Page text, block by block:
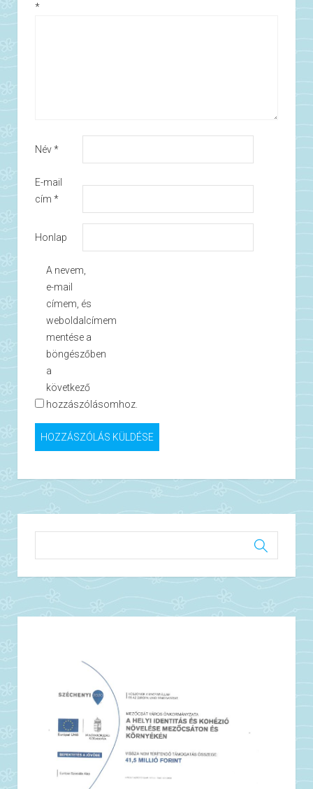
*
Név*
E-mail
cím *
Honlap
A nevem,
e-mail
címem, és
weboldalcímem
mentése a
böngészőben
a
következő
hozzászólásomhoz.